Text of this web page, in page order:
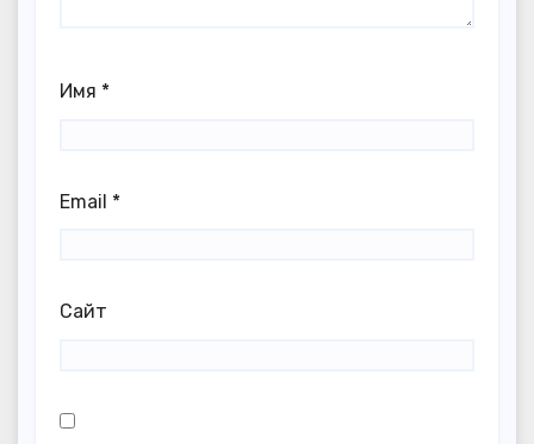
Имя *
Email *
Сайт